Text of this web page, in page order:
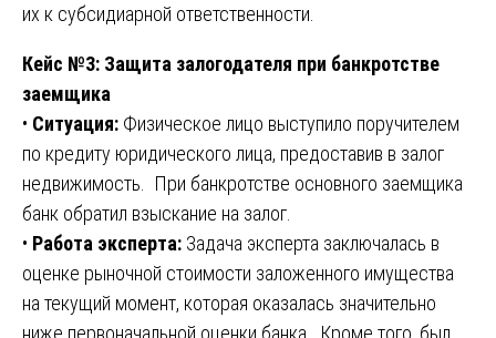
их к субсидиарной ответственности.
Кейс №3: Защита залогодателя при банкротстве
заемщика
• Ситуация: Физическое лицо выступило поручителем
по кредиту юридического лица, предоставив в залог
недвижимость. При банкротстве основного заемщика
банк обратил взыскание на залог.
• Работа эксперта: Задача эксперта заключалась в
оценке рыночной стоимости заложенного имущества
на текущий момент, которая оказалась значительно
ниже первоначальной оценки банка. Кроме того, был